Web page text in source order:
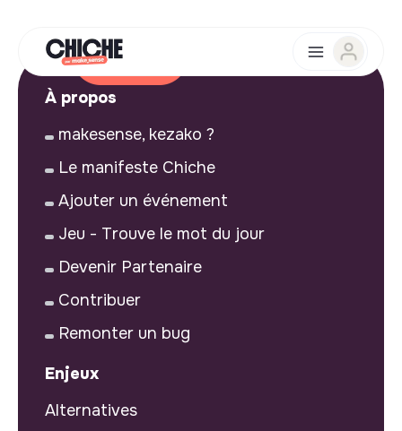
À propos
makesense, kezako ?
Le manifeste Chiche
Ajouter un événement
Jeu - Trouve le mot du jour
Devenir Partenaire
Contribuer
Remonter un bug
Enjeux
Alternatives